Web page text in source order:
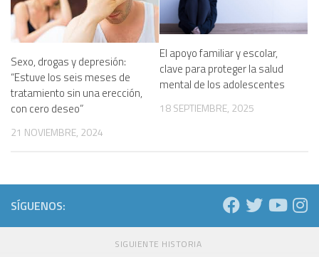
Sexo, drogas y depresión:
“Estuve los seis meses de
tratamiento sin una erección,
con cero deseo”
21 NOVIEMBRE, 2024
El apoyo familiar y escolar,
clave para proteger la salud
mental de los adolescentes
18 SEPTIEMBRE, 2025
SÍGUENOS:
SIGUIENTE HISTORIA